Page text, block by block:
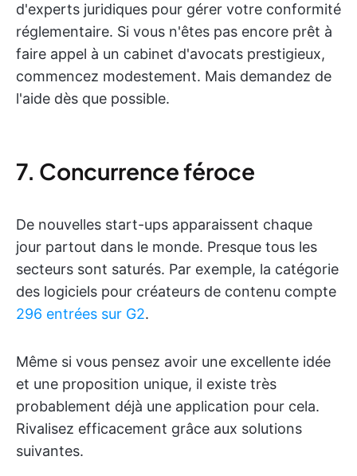
d'experts juridiques pour gérer votre conformité
réglementaire. Si vous n'êtes pas encore prêt à
faire appel à un cabinet d'avocats prestigieux,
commencez modestement. Mais demandez de
l'aide dès que possible.
7. Concurrence féroce
De nouvelles start-ups apparaissent chaque
jour partout dans le monde. Presque tous les
secteurs sont saturés. Par exemple, la catégorie
des logiciels pour créateurs de contenu compte
296 entrées sur G2.
Même si vous pensez avoir une excellente idée
et une proposition unique, il existe très
probablement déjà une application pour cela.
Rivalisez efficacement grâce aux solutions
suivantes.